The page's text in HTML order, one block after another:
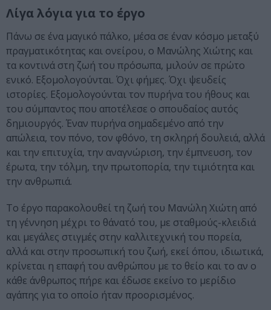
Λίγα λόγια για το έργο
Πάνω σε ένα μαγικό πάλκο, μέσα σε έναν κόσμο μεταξύ
πραγματικότητας και ονείρου, ο Μανώλης Χιώτης και
τα κοντινά στη ζωή του πρόσωπα, μιλούν σε πρώτο
ενικό. Εξομολογούνται. Όχι φήμες. Όχι ψευδείς
ιστορίες. Εξομολογούνται τον πυρήνα του ήθους και
του σύμπαντος που αποτέλεσε ο σπουδαίος αυτός
δημιουργός. Έναν πυρήνα σημαδεμένο από την
απώλεια, τον πόνο, τον φθόνο, τη σκληρή δουλειά, αλλά
και την επιτυχία, την αναγνώριση, την έμπνευση, τον
έρωτα, την τόλμη, την πρωτοπορία, την τιμιότητα και
την ανθρωπιά.
Το έργο παρακολουθεί τη ζωή του Μανώλη Χιώτη από
τη γέννηση μέχρι το θάνατό του, με σταθμούς-κλειδιά
και μεγάλες στιγμές στην καλλιτεχνική του πορεία,
αλλά και στην προσωπική του ζωή, εκεί όπου, ιδιωτικά,
κρίνεται η επαφή του ανθρώπου με το θείο και το αν ο
κάθε άνθρωπος πήρε και έδωσε εκείνο το μερίδιο
αγάπης για το οποίο ήταν προορισμένος.